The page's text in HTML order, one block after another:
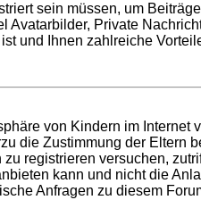
sein müssen, um
Private
und Ihnen zahlreiche
von Kindern im Internet
die Zustimmung der Eltern
registrieren versuchen,
kann und nicht die
Anfragen zu diesem